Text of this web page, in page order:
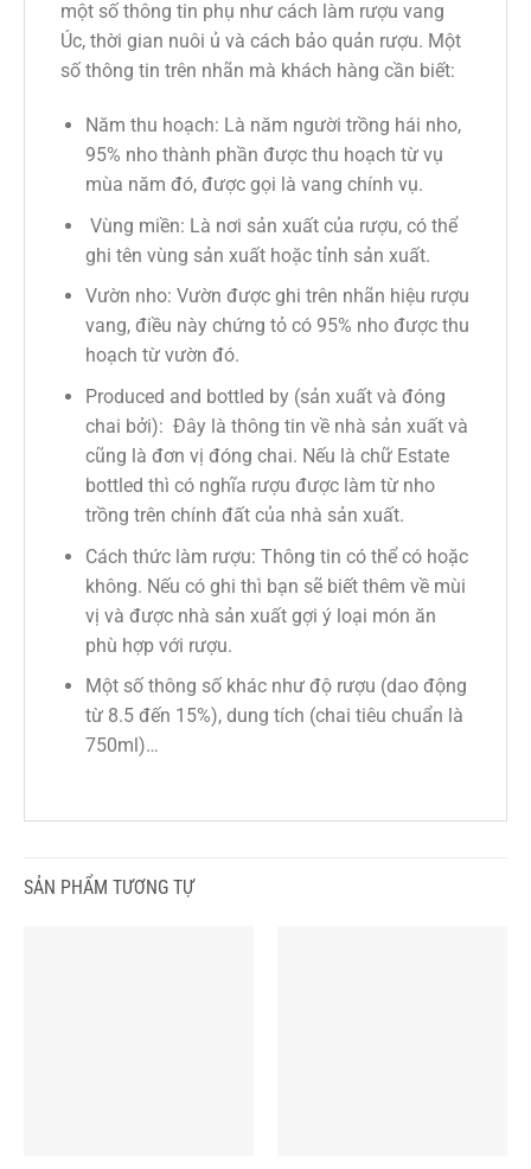
một số thông tin phụ như cách làm rượu vang
Úc, thời gian nuôi ủ và cách bảo quản rượu. Một
số thông tin trên nhãn mà khách hàng cần biết:
Năm thu hoạch: Là năm người trồng hái nho,
95% nho thành phần được thu hoạch từ vụ
mùa năm đó, được gọi là vang chính vụ.
Vùng miền: Là nơi sản xuất của rượu, có thể
ghi tên vùng sản xuất hoặc tỉnh sản xuất.
Vườn nho: Vườn được ghi trên nhãn hiệu rượu
vang, điều này chứng tỏ có 95% nho được thu
hoạch từ vườn đó.
Produced and bottled by (sản xuất và đóng
chai bởi): Đây là thông tin về nhà sản xuất và
cũng là đơn vị đóng chai. Nếu là chữ Estate
bottled thì có nghĩa rượu được làm từ nho
trồng trên chính đất của nhà sản xuất.
Cách thức làm rượu: Thông tin có thể có hoặc
không. Nếu có ghi thì bạn sẽ biết thêm về mùi
vị và được nhà sản xuất gợi ý loại món ăn
phù hợp với rượu.
Một số thông số khác như độ rượu (dao động
từ 8.5 đến 15%), dung tích (chai tiêu chuẩn là
750ml)…
SẢN PHẨM TƯƠNG TỰ